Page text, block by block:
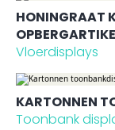
HONINGRAAT
Vloerdisplays
KARTONNEN
Toonbank